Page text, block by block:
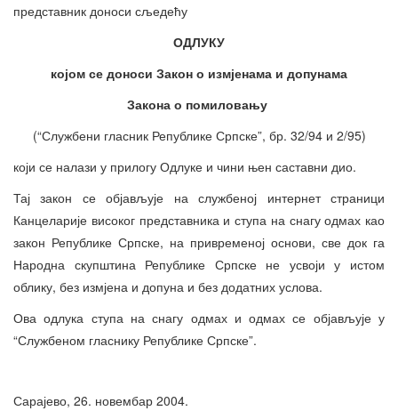
представник доноси сљедећу
ОДЛУКУ
којом се доноси Закон о измјенама и допунама
Закона о помиловању
(“Службени гласник Републике Српске”, бр. 32/94 и 2/95)
који се налази у прилогу Одлуке и чини њен саставни дио.
Тај закон се објављује на службеној интернет страници
Канцеларије високог представника и ступа на снагу одмах као
закон Републике Српске, на привременој основи, све док га
Народна скупштина Републике Српске не усвоји у истом
облику, без измјена и допуна и без додатних услова.
Ова одлука ступа на снагу одмах и одмах се објављује у
“Службеном гласнику Републике Српске”.
Сарајево, 26. новембар 2004.